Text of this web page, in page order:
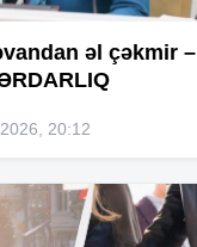
əl çəkmir –
20:12